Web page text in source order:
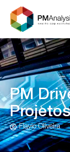
PM
Flavio Oliveira